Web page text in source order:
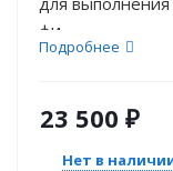
фи...
Подробнее
23 500 ₽
Нет в